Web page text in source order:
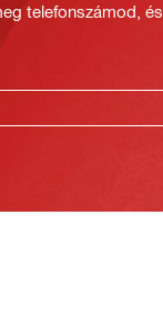
telefonszámod, és